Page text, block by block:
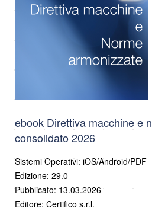
ebook Direttiva macchine e
consolidato 2026
Sistemi Operativi: iOS/Android/PDF
Edizione: 29.0
Pubblicato: 13.03.2026
Editore: Certifico s.r.l.